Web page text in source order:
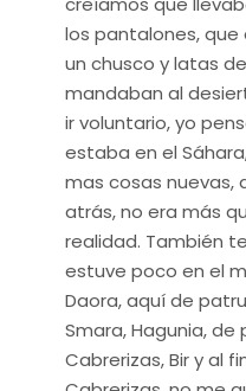
los pantalones,
un chusco y latas
mandaban al
ir voluntario, yo
estaba en el
mas cosas nuevas,
atrás, no era más
realidad. También
estuve poco en el
Daora, aquí de
Smara, Hagunia,
Cabrerizas, Bir y al